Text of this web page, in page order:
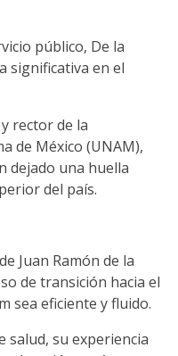
público, De la
significativa en el
rector de la
de México (UNAM),
dejado una huella
del país.
Juan Ramón de la
de transición hacia el
sea eficiente y fluido.
salud, su experiencia